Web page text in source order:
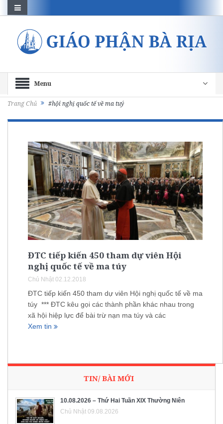
Menu
Trang Chủ #hội nghị quốc tế về ma tuý
ĐTC tiếp kiến 450 tham dự viên Hội
nghị quốc tế về ma túy
Chủ Nhật 02.12.2018
ĐTC tiếp kiến 450 tham dự viên Hội nghị quốc tế về ma
túy *** ĐTC kêu gọi các thành phần khác nhau trong
xã hội hiệp lực để bài trừ nạn ma túy và các
Xem tin
TIN/ BÀI MỚI
10.08.2026 – Thứ Hai Tuần XIX Thường Niên
Chủ Nhật 09.08.2026